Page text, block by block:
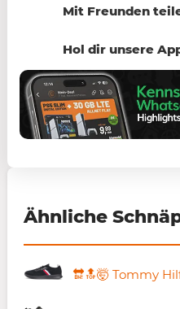
Mit Freunden
Hol dir unsere
Ähnliche